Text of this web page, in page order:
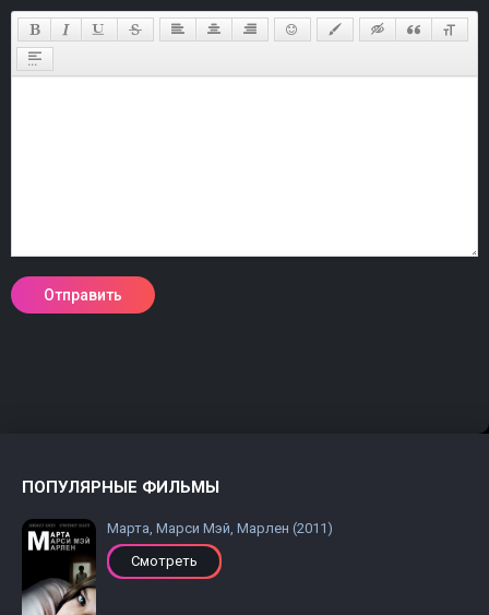
ПОПУЛЯРНЫЕ ФИЛЬМЫ
Марта, Марси Мэй, Марлен (2011)
Смотреть